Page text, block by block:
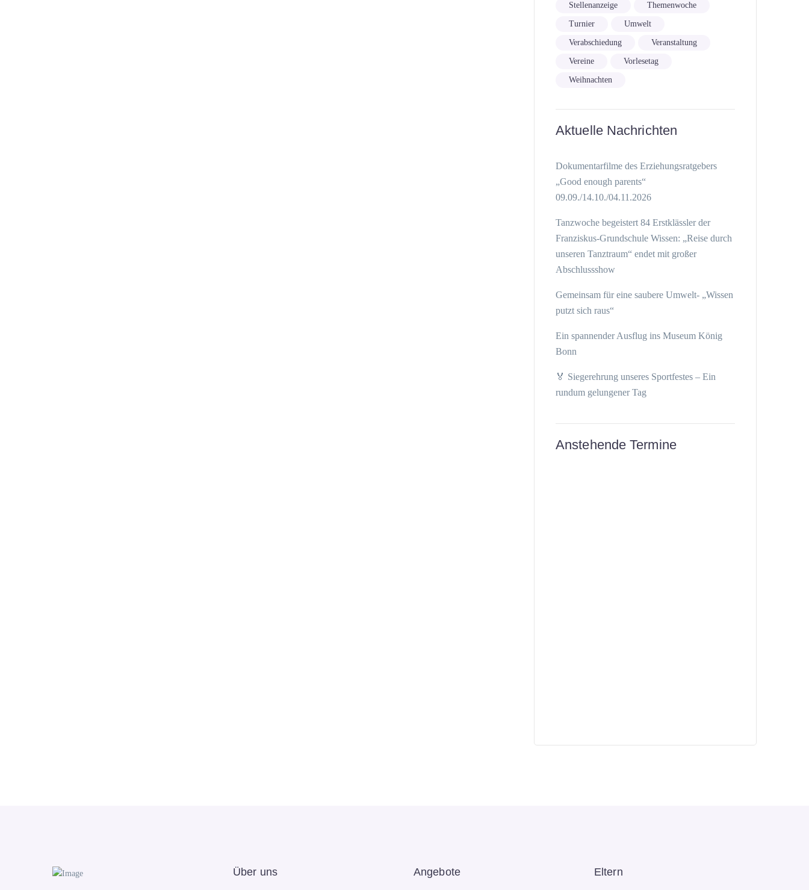
Stellenanzeige Themenwoche
Turnier Umwelt
Verabschiedung Veranstaltung
Vereine Vorlesetag
Weihnachten
Aktuelle Nachrichten
Dokumentarfilme des Erziehungsratgebers
„Good enough parents“
09.09./14.10./04.11.2026
Tanzwoche begeistert 84 Erstklässler der
Franziskus-Grundschule Wissen: „Reise durch
unseren Tanztraum“ endet mit großer
Abschlussshow
Gemeinsam für eine saubere Umwelt- „Wissen
putzt sich raus“
Ein spannender Ausflug ins Museum König
Bonn
🏅 Siegerehrung unseres Sportfestes – Ein
rundum gelungener Tag
Anstehende Termine
Über uns Angebote Eltern